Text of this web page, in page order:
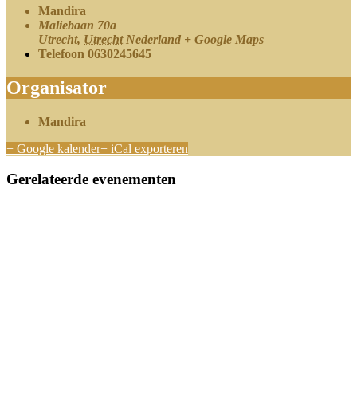
Mandira
Maliebaan 70a
Utrecht, Utrecht Nederland + Google Maps
Telefoon 0630245645
Organisator
Mandira
+ Google kalender+ iCal exporteren
Gerelateerde evenementen